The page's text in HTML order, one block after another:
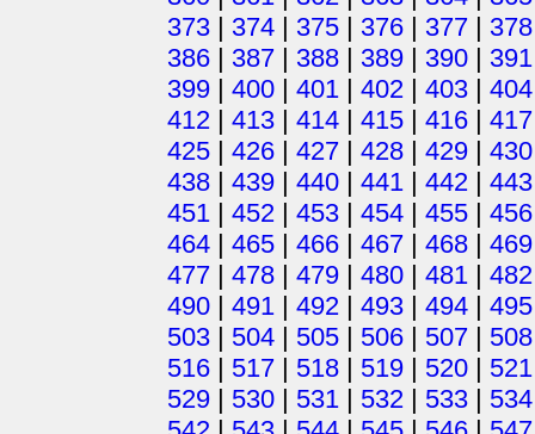
373 | 374 | 375 | 376 | 377 | 378
386 | 387 | 388 | 389 | 390 | 391
399 | 400 | 401 | 402 | 403 | 404
412 | 413 | 414 | 415 | 416 | 417
425 | 426 | 427 | 428 | 429 | 430
438 | 439 | 440 | 441 | 442 | 443
451 | 452 | 453 | 454 | 455 | 456
464 | 465 | 466 | 467 | 468 | 469
477 | 478 | 479 | 480 | 481 | 482
490 | 491 | 492 | 493 | 494 | 495
503 | 504 | 505 | 506 | 507 | 508
516 | 517 | 518 | 519 | 520 | 521
529 | 530 | 531 | 532 | 533 | 534